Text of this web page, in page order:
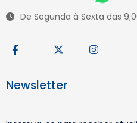
De Segunda à Sexta das
Newsletter